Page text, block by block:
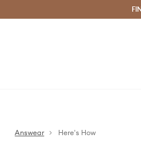
Bezplatná
Answear Here's How